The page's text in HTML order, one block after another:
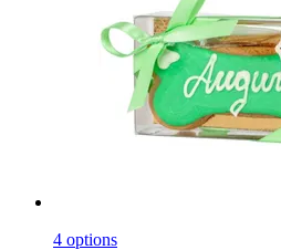
4 options